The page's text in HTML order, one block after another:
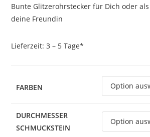
Bunte Glitzerohrstecker für Dich oder
deine Freundin
Lieferzeit:3 – 5 Tage*
FARBEN
DURCHMESSER
SCHMUCKSTEIN